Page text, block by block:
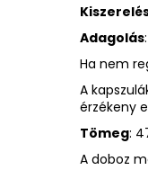
Adagolás
Ha nem
A
érzékeny
Tömeg:
A doboz